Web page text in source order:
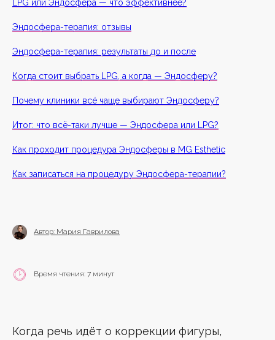
LPG или Эндосфера — что эффективнее?
Эндосфера-терапия: отзывы
Эндосфера-терапия: результаты до и после
Когда стоит выбрать LPG, а когда — Эндосферу?
Почему клиники всё чаще выбирают Эндосферу?
Итог: что всё-таки лучше — Эндосфера или LPG?
Как проходит процедура Эндосферы в MG Esthetic
Как записаться на процедуру Эндосфера-терапии?
Автор: Мария Гаврилова
Время чтения: 7 минут
Когда речь идёт о коррекции фигуры,